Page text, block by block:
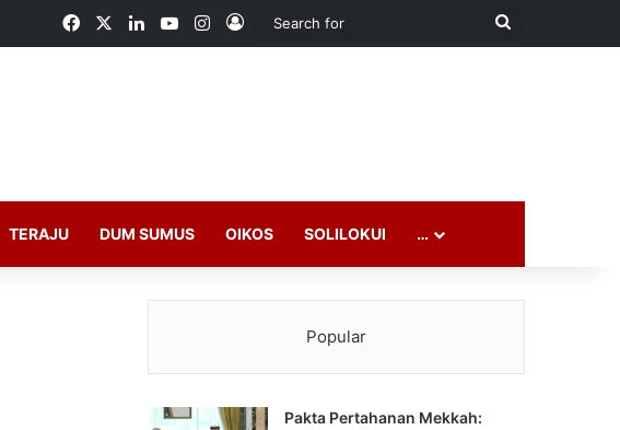
FacebookLinkedInYouTubeInstagram
Log In
Search
TERAJU DUM SUMUS OIKOS SOLILOKUI …
Popular
Pakta Pertahanan Mekkah: